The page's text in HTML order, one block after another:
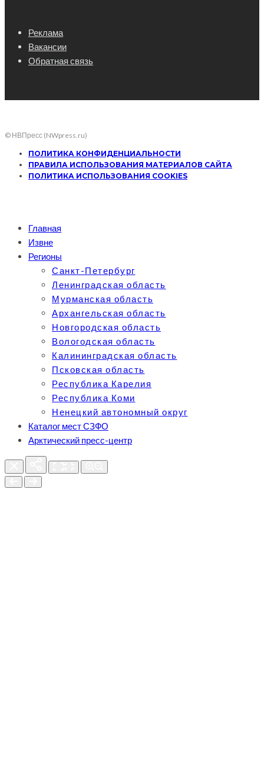
Реклама
Вакансии
Обратная связь
© НВПресс (NWpress.ru)
ПОЛИТИКА КОНФИДЕНЦИАЛЬНОСТИ
ПРАВИЛА ИСПОЛЬЗОВАНИЯ МАТЕРИАЛОВ САЙТА
ПОЛИТИКА ИСПОЛЬЗОВАНИЯ COOKIES
Главная
Извне
Регионы
Санкт-Петербург
Ленинградская область
Мурманская область
Архангельская область
Новгородская область
Вологодская область
Калининградская область
Псковская область
Республика Карелия
Республика Коми
Ненецкий автономный округ
Каталог мест СЗФО
Арктический пресс-центр